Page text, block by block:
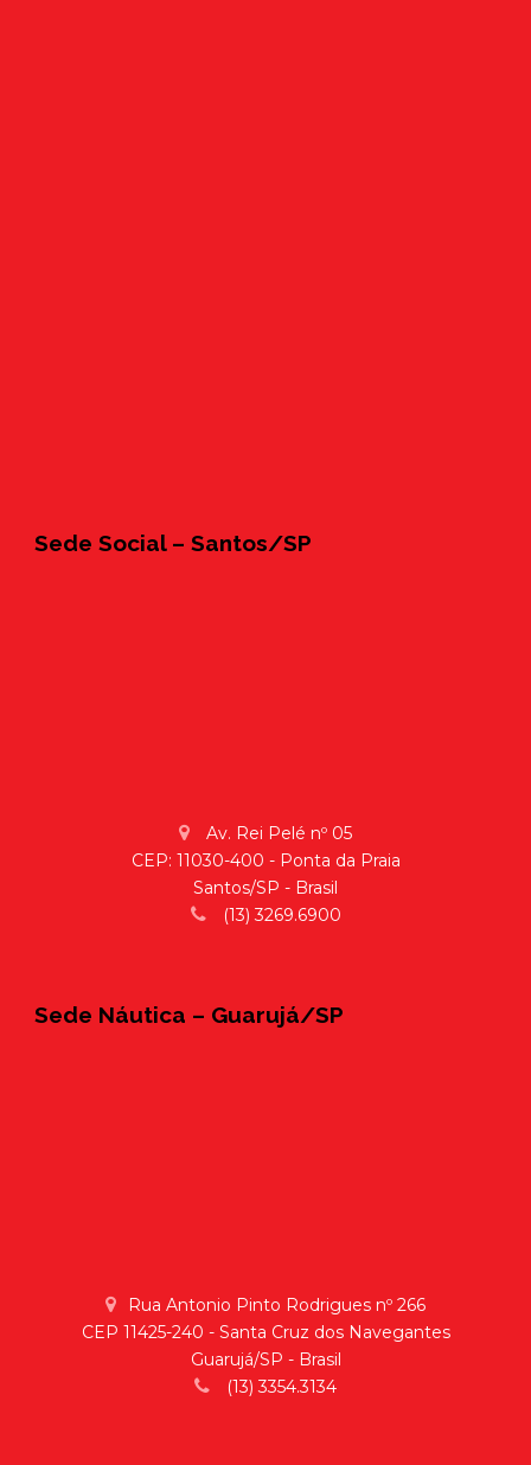
Sede Social – Santos/SP
Av. Rei Pelé nº 05
CEP: 11030-400 - Ponta da Praia
Santos/SP - Brasil
(13) 3269.6900
Sede Náutica – Guarujá/SP
Rua Antonio Pinto Rodrigues nº 266
CEP 11425-240 - Santa Cruz dos Navegantes
Guarujá/SP - Brasil
(13) 3354.3134